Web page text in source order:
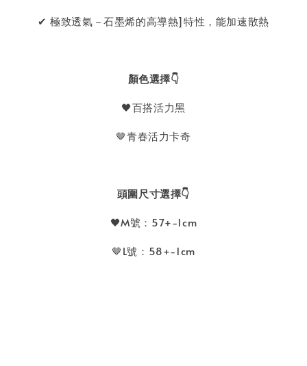
✔ 極致透氣－石墨烯的高導熱]特性，能加速散熱
顏色選擇👇
🖤百搭活力黑
🤎青春活力卡奇
頭圍尺寸選擇👇
🖤M號：57+-1cm
🤎L號：58+-1cm